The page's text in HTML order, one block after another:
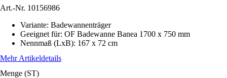
Art.-Nr. 10156986
Variante: Badewannenträger
Geeignet für: OF Badewanne Banea 1700 x 750 mm
Nennmaß (LxB): 167 x 72 cm
Mehr Artikeldetails
Menge (ST)